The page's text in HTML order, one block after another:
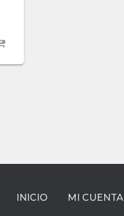
INICIO MI CUENTA